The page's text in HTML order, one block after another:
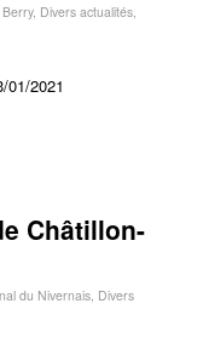
, Divers actualités,
01/2021
Châtillon-
du Nivernais, Divers